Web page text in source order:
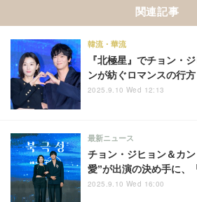
関連記事
『北極星』でチョン・
ンが紡ぐロマンスの行方
韓流・華流
2025.9.10 Wed 12:13
チョン・ジヒョン＆カ
愛”が出演の決め手に、
最新ニュース
2025.9.10 Wed 16:00